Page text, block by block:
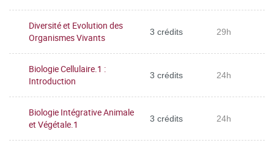
Diversité et Evolution des
Organismes Vivants
3 crédits 29h
Biologie Cellulaire.1 :
Introduction
3 crédits 24h
Biologie Intégrative Animale
et Végétale.1
3 crédits 24h